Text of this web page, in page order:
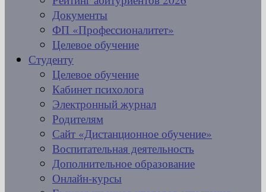
Документы
ФП «Профессионалитет»
Целевое обучение
Студенту
Целевое обучение
Кабинет психолога
Электронный журнал
Родителям
Сайт «Дистанционное обучение»
Воспитательная деятельность
Дополнительное образование
Онлайн-курсы